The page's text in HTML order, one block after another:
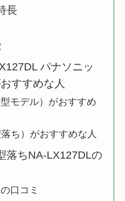
長
パナソニッ
すすめな人
モデル）がおすすめ
ち）がおすすめな人
落ちNA-LX127DLの
口コミ